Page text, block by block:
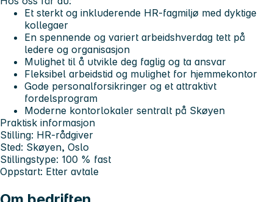
Et sterkt og inkluderende HR-fagmiljø med dyktige
kollegaer
En spennende og variert arbeidshverdag tett på
ledere og organisasjon
Mulighet til å utvikle deg faglig og ta ansvar
Fleksibel arbeidstid og mulighet for hjemmekontor
Gode personalforsikringer og et attraktivt
fordelsprogram
Moderne kontorlokaler sentralt på Skøyen
Praktisk informasjon
Stilling: HR-rådgiver
Sted: Skøyen, Oslo
Stillingstype: 100 % fast
Oppstart: Etter avtale